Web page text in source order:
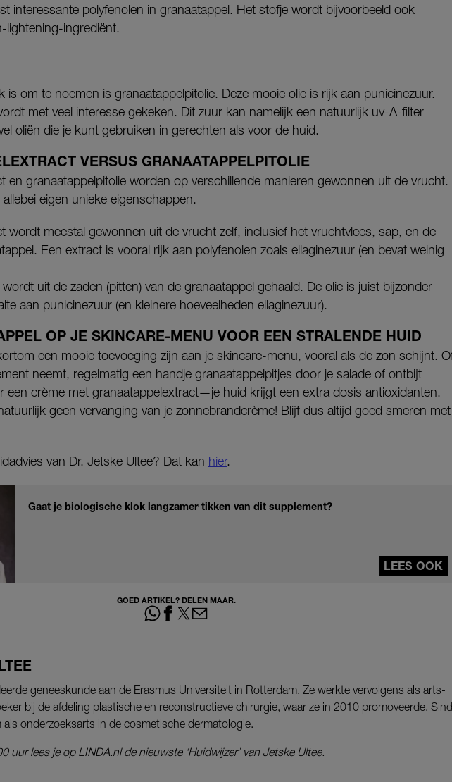
interessante polyfenolen in granaatappel. Het stofje wordt bijvoorbeeld ook
lightening-ingrediënt.
is om te noemen is granaatappelpitolie. Deze mooie olie is rijk aan punicinezuur.
met veel interesse gekeken. Dit zuur kan namelijk een natuurlijk uv-A-filter
oliën die je kunt gebruiken in gerechten als voor de huid.
VERSUS GRANAATAPPELPITOLIE
en granaatappelpitolie worden op verschillende manieren gewonnen uit de vrucht.
eigen unieke eigenschappen.
wordt meestal gewonnen uit de vrucht zelf, inclusief het vruchtvlees, sap, en de
Een extract is vooral rijk aan polyfenolen zoals ellaginezuur (en bevat weinig
uit de zaden (pitten) van de granaatappel gehaald. De olie is juist bijzonder
aan punicinezuur (en kleinere hoeveelheden ellaginezuur).
OP JE SKINCARE-MENU VOOR EEN STRALENDE HUID
een mooie toevoeging zijn aan je skincare-menu, vooral als de zon schijnt.
neemt, regelmatig een handje granaatappelpitjes door je salade of ontbijt
een crème met granaatappelextract—je huid krijgt een extra dosis antioxidanten.
geen vervanging van je zonnebrandcrème! Blijf dus altijd goed smeren met
van Dr. Jetske Ultee? Dat kan hier.
Gaat je biologische klok langzamer tikken van dit supplement?
LEES OOK
GOED ARTIKEL? DELEN MAAR.
geneeskunde aan de Erasmus Universiteit in Rotterdam. Ze werkte vervolgens als arts-
bij de afdeling plastische en reconstructieve chirurgie, waar ze in 2010 promoveerde.
als onderzoeksarts in de cosmetische dermatologie.
uur lees je op LINDA.nl de nieuwste ‘Huidwijzer’ van Jetske Ultee.